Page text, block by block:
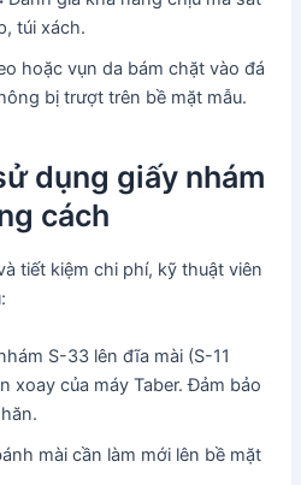
túi xách.
hoặc vụn da bám chặt vào đá
bị trượt trên bề mặt mẫu.
dụng giấy nhám
cách
tiết kiệm chi phí, kỹ thuật viên
S-33 lên đĩa mài (S-11
xoay của máy Taber. Đảm bảo
mài cần làm mới lên bề mặt